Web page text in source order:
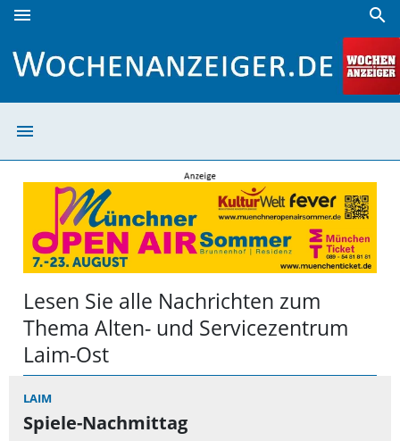
menu search
menu
Lesen Sie alle Nachrichten zum
Thema Alten- und Servicezentrum
Laim-Ost
LAIM
Spiele-Nachmittag